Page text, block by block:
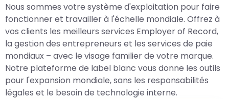
Nous sommes votre système d'exploitation pour faire
fonctionner et travailler à l'échelle mondiale. Offrez à
vos clients les meilleurs services Employer of Record,
la gestion des entrepreneurs et les services de paie
mondiaux – avec le visage familier de votre marque.
Notre plateforme de label blanc vous donne les outils
pour l'expansion mondiale, sans les responsabilités
légales et le besoin de technologie interne.